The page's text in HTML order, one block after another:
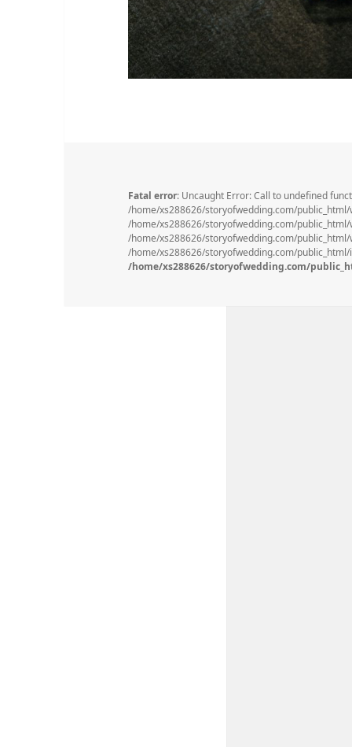
Fatal error: Uncaught Error: Call to undefined
/home/xs288626/storyofwedding.com/
/home/xs288626/storyofwedding.com/
/home/xs288626/storyofwedding.com/
/home/xs288626/storyofwedding.com/
/home/xs288626/storyofwedding.com/